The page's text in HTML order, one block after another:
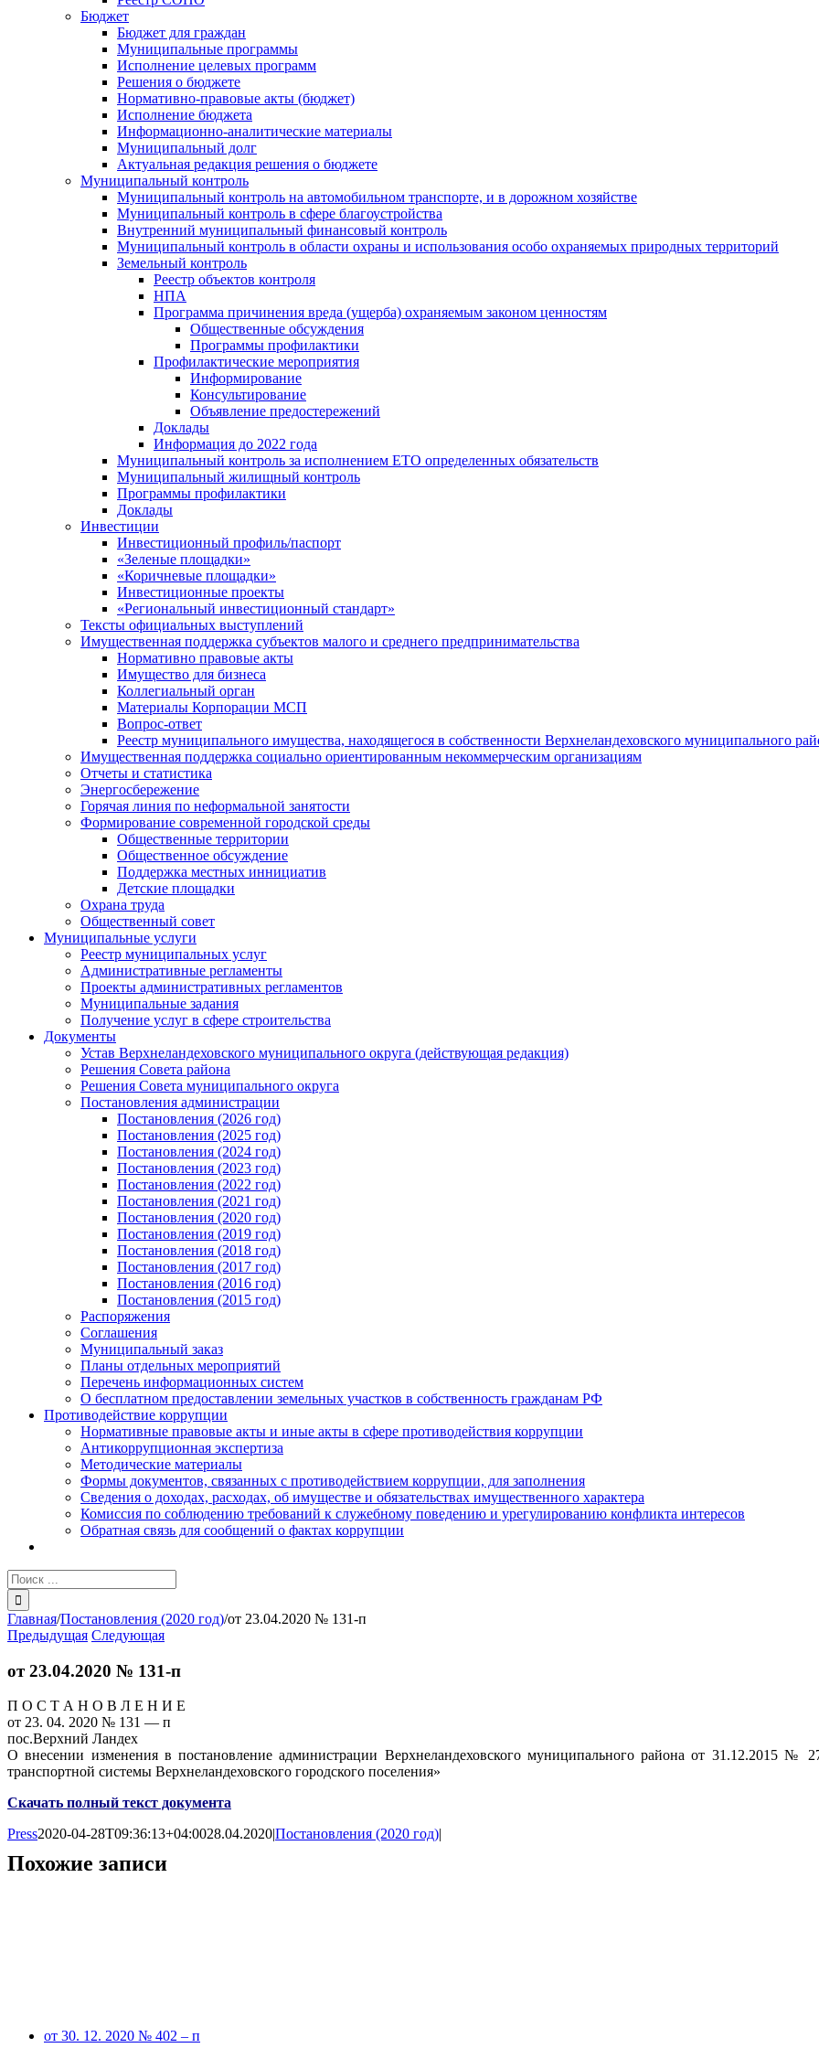
Бюджет
Бюджет для граждан
Муниципальные программы
Исполнение целевых программ
Решения о бюджете
Нормативно-правовые акты (бюджет)
Исполнение бюджета
Информационно-аналитические материалы
Муниципальный долг
Актуальная редакция решения о бюджете
Муниципальный контроль
Муниципальный контроль на автомобильном транспорте, и в дорожном хозяйстве
Муниципальный контроль в сфере благоустройства
Внутренний муниципальный финансовый контроль
Муниципальный контроль в области охраны и использования особо охраняемых природных территорий
Земельный контроль
Реестр объектов контроля
НПА
Программа причинения вреда (ущерба) охраняемым законом ценностям
Общественные обсуждения
Программы профилактики
Профилактические мероприятия
Информирование
Консультирование
Объявление предостережений
Доклады
Информация до 2022 года
Муниципальный контроль за исполнением ЕТО определенных обязательств
Муниципальный жилищный контроль
Программы профилактики
Доклады
Инвестиции
Инвестиционный профиль/паспорт
«Зеленые площадки»
«Коричневые площадки»
Инвестиционные проекты
«Региональный инвестиционный стандарт»
Тексты официальных выступлений
Имущественная поддержка субъектов малого и среднего предпринимательства
Нормативно правовые акты
Имущество для бизнеса
Коллегиальный орган
Материалы Корпорации МСП
Вопрос-ответ
Реестр муниципального имущества, находящегося в собственности Верхнеландеховского муниципального
Имущественная поддержка социально ориентированным некоммерческим организациям
Отчеты и статистика
Энергосбережение
Горячая линия по неформальной занятости
Формирование современной городской среды
Общественные территории
Общественное обсуждение
Поддержка местных иннициатив
Детские площадки
Охрана труда
Общественный совет
Муниципальные услуги
Реестр муниципальных услуг
Административные регламенты
Проекты административных регламентов
Муниципальные задания
Получение услуг в сфере строительства
Документы
Устав Верхнеландеховского муниципального округа (действующая редакция)
Решения Совета района
Решения Совета муниципального округа
Постановления администрации
Постановления (2026 год)
Постановления (2025 год)
Постановления (2024 год)
Постановления (2023 год)
Постановления (2022 год)
Постановления (2021 год)
Постановления (2020 год)
Постановления (2019 год)
Постановления (2018 год)
Постановления (2017 год)
Постановления (2016 год)
Постановления (2015 год)
Распоряжения
Соглашения
Муниципальный заказ
Планы отдельных мероприятий
Перечень информационных систем
О бесплатном предоставлении земельных участков в собственность гражданам РФ
Противодействие коррупции
Нормативные правовые акты и иные акты в сфере противодействия коррупции
Антикоррупционная экспертиза
Методические материалы
Формы документов, связанных с противодействием коррупции, для заполнения
Сведения о доходах, расходах, об имуществе и обязательствах имущественного характера
Комиссия по соблюдению требований к служебному поведению и урегулированию конфликта интересов
Обратная связь для сообщений о фактах коррупции
Результат
поиска:
Главная/Постановления (2020 год)/от 23.04.2020 № 131-п
Предыдущая Следующая
от 23.04.2020 № 131-п
П О С Т А Н О В Л Е Н И Е
от 23. 04. 2020 № 131 — п
пос.Верхний Ландех
О внесении изменения в постановление администрации Верхнеландеховского муниципального района от 31.12.2015
транспортной системы Верхнеландеховского городского поселения»
Скачать полный текст документа
Press2020-04-28T09:36:13+04:0028.04.2020|Постановления (2020 год)|
Похожие записи
от 30. 12. 2020 № 402 – п